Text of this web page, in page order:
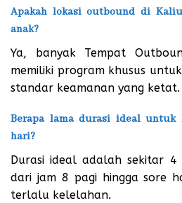
Apakah lokasi outbound di
anak?
Ya, banyak Tempat
memiliki program khusus
standar keamanan yang ketat.
Berapa lama durasi ideal untuk
hari?
Durasi ideal adalah sekitar
dari jam 8 pagi hingga sore
terlalu kelelahan.